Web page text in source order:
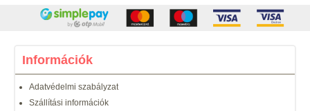
Információk
Adatvédelmi szabályzat
Szállítási információk